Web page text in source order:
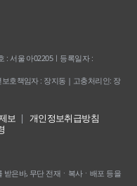
: 서울 아02205ㅣ등록일자 :
호책임자 : 장지동 | 고충처리인: 장
보
개인정보취급방침
받은바, 무단 전재ㆍ복사ㆍ배포 등을